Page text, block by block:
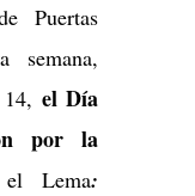
Puertas
semana,
el Día
por la
Lema: